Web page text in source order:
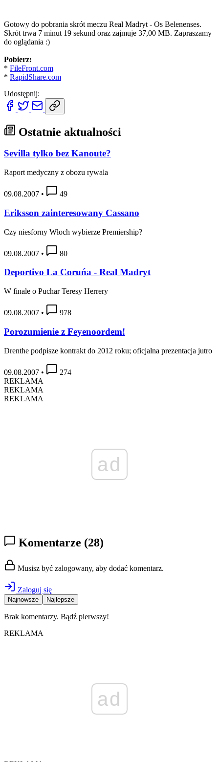
Gotowy do pobrania skrót meczu Real Madryt - Os Belenenses.
Skrót trwa 7 minut 19 sekund oraz zajmuje 37,00 MB. Zapraszamy
do oglądania :)
Pobierz:
* FileFront.com
* RapidShare.com
Udostępnij:
Ostatnie aktualności
Sevilla tylko bez Kanoute?
Raport medyczny z obozu rywala
09.08.2007 • 49
Eriksson zainteresowany Cassano
Czy niesforny Włoch wybierze Premiership?
09.08.2007 • 80
Deportivo La Coruńa - Real Madryt
W finale o Puchar Teresy Herrery
09.08.2007 • 978
Porozumienie z Feyenoordem!
Drenthe podpisze kontrakt do 2012 roku; oficjalna prezentacja jutro
09.08.2007 •
274
REKLAMA
REKLAMA
REKLAMA
ad
Komentarze (28)
Musisz być zalogowany, aby dodać komentarz.
Zaloguj się
Najnowsze Najlepsze
Brak komentarzy. Bądź pierwszy!
REKLAMA
ad